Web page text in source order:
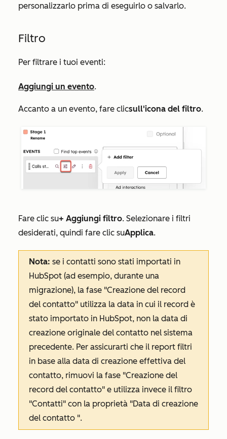
personalizzarlo prima di eseguirlo o salvarlo.
Filtro
Per filtrare i tuoi eventi:
Aggiungi un evento.
Accanto a un evento, fare clicsull'icona del filtro.
Fare clic su+ Aggiungi filtro. Selezionare i filtri
desiderati, quindi fare clic suApplica.
Nota: se i contatti sono stati importati in
HubSpot (ad esempio, durante una
migrazione), la fase "Creazione del record
del contatto" utilizza la data in cui il record è
stato importato in HubSpot, non la data di
creazione originale del contatto nel sistema
precedente. Per assicurarti che il report filtri
in base alla data di creazione effettiva del
contatto, rimuovi la fase "Creazione del
record del contatto" e utilizza invece il filtro
"Contatti" con la proprietà "Data di creazione
del contatto ".